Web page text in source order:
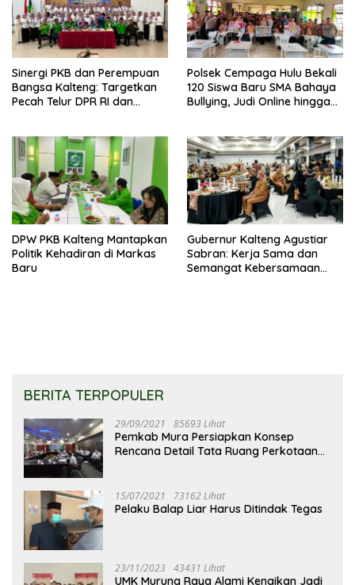
Sinergi PKB dan Perempuan
Bangsa Kalteng: Targetkan
Pecah Telur DPR RI dan
Polsek Cempaga Hulu Bekali
120 Siswa Baru SMA Bahaya
Bullying, Judi Online hingga
DPW PKB Kalteng Mantapkan
Politik Kehadiran di Markas
Baru
Gubernur Kalteng Agustiar
Sabran: Kerja Sama dan
Semangat Kebersamaan
BERITA TERPOPULER
29/09/2021 85693 Lihat
Pemkab Mura Persiapkan Konsep
Rencana Detail Tata Ruang Perkotaan
15/07/2021 73162 Lihat
Pelaku Balap Liar Harus Ditindak Tegas
23/11/2023 43431 Lihat
UMK Murung Raya Alami Kenaikan Jadi